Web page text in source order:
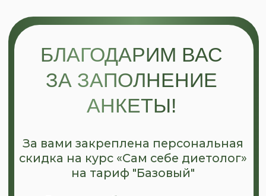
ЗА ЗАПОЛНЕНИЕ
АНКЕТЫ!
За вами закреплена персональная
скидка на курс «Сам себе диетолог»
Все подробные инструкции
и ссылка на полную оплату
курса отправлена вам
по указанному e-mail адресу